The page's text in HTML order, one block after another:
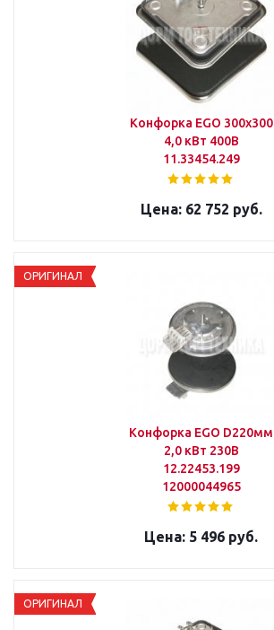
Конфорка EGO 300х300
4,0 кВт 400В
11.33454.249
62 752 руб.
ОРИГИНАЛ
Конфорка EGO D220мм
2,0 кВт 230В
12.22453.199
12000044965
5 496 руб.
ОРИГИНАЛ